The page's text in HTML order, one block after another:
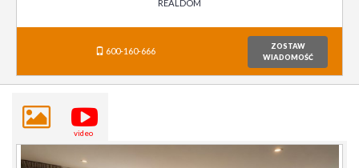
REALDOM
600-160-666
ZOSTAW
WIADOMOŚĆ